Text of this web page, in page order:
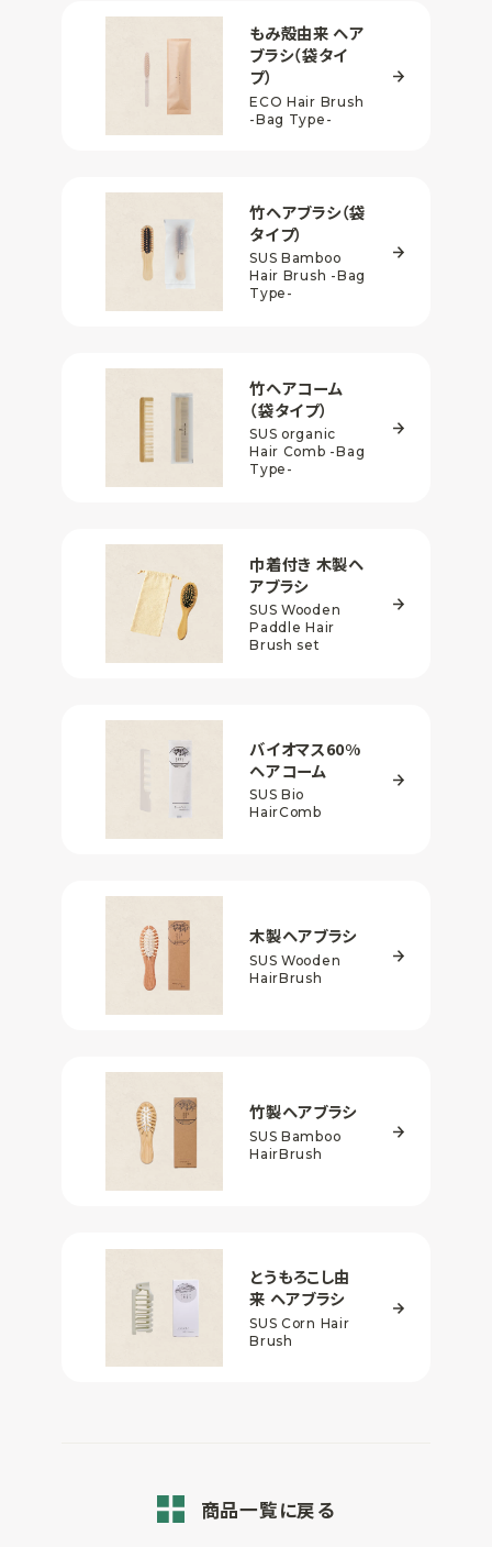
もみ殻由来 ヘア
ブラシ（袋タイ
プ）
ECO Hair Brush
-Bag Type-
竹ヘアブラシ（袋
タイプ）
SUS Bamboo
Hair Brush -Bag
Type-
竹ヘアコーム
（袋タイプ）
SUS organic
Hair Comb -Bag
Type-
巾着付き 木製ヘ
アブラシ
SUS Wooden
Paddle Hair
Brush set
バイオマス60%
ヘアコーム
SUS Bio
HairComb
木製ヘアブラシ
SUS Wooden
HairBrush
竹製ヘアブラシ
SUS Bamboo
HairBrush
とうもろこし由
来 ヘアブラシ
SUS Corn Hair
Brush
商品一覧に戻る